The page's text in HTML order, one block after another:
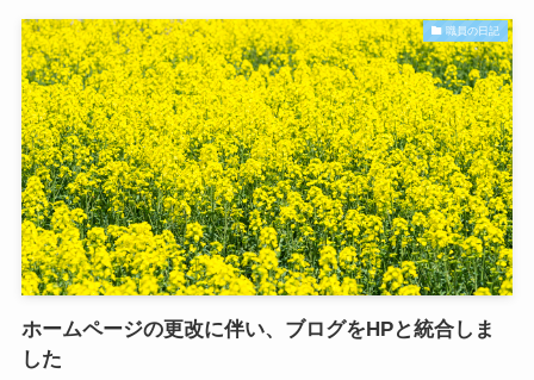
職員の日記
ホームページの更改に伴い、ブログをHPと統合しま
した